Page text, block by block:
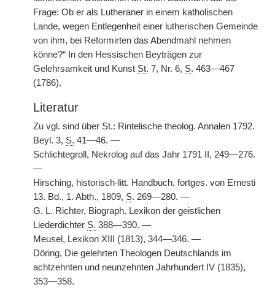
Frage: Ob er als Lutheraner in einem katholischen
Lande, wegen Entlegenheit einer lutherischen Gemeinde
von ihm, bei Reformirten das Abendmahl nehmen
könne?“ In den Hessischen Beyträgen zur
Gelehrsamkeit und Kunst St. 7, Nr. 6, S. 463—467
(1786).
Literatur
Zu vgl. sind über St.: Rintelische theolog. Annalen 1792.
Beyl. 3, S. 41—46. —
Schlichtegroll, Nekrolog auf das Jahr 1791 II, 249—276.
—
Hirsching, historisch-litt. Handbuch, fortges. von Ernesti
13. Bd., 1. Abth., 1809, S. 269—280. —
G. L. Richter, Biograph. Lexikon der geistlichen
Liederdichter S. 388—390. —
Meusel, Lexikon XIII (1813), 344—346. —
Döring, Die gelehrten Theologen Deutschlands im
achtzehnten und neunzehnten Jahrhundert IV (1835),
353—358.